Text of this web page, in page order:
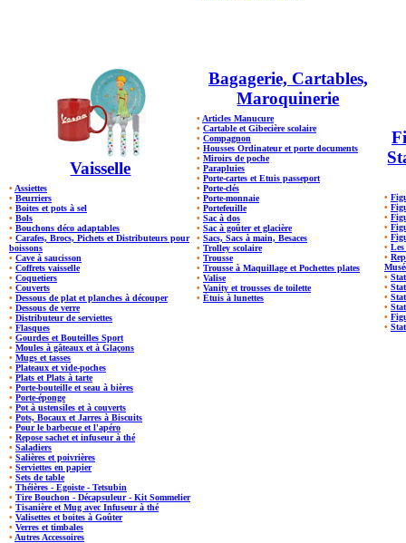
Vaisselle
• Assiettes
• Beurriers
• Boites et pots à sel
• Bols
• Bouchons déco adaptables
• Carafes, Brocs, Pichets et Distributeurs pour
boissons
• Cave à saucisson
• Coffrets vaisselle
• Coquetiers
• Couverts
• Dessous de plat et planches à découper
• Dessous de verre
• Distributeur de serviettes
• Flasques
• Gourdes et Bouteilles Sport
• Moules à gâteaux et à Glaçons
• Mugs et tasses
• Plateaux et vide-poches
• Plats et Plats à tarte
• Porte-bouteille et seau à bières
• Porte-éponge
• Pot à ustensiles et à couverts
• Pots, Bocaux et Jarres à Biscuits
• Pour le barbecue et l'apéro
• Repose sachet et infuseur à thé
• Saladiers
• Salières et poivrières
• Serviettes en papier
• Sets de table
• Théières - Egoiste - Tetsubin
• Tire Bouchon - Décapsuleur - Kit Sommelier
• Tisanière et Mug avec Infuseur à thé
• Valisettes et boites à Goûter
• Verres et timbales
• Autres Accessoires
Bagagerie, Cartables,
Maroquinerie
• Articles Manucure
• Cartable et Gibecière scolaire
• Compagnon
• Housses Ordinateur et porte documents
• Miroirs de poche
• Parapluies
• Porte-cartes et Etuis passeport
• Porte-clés
• Porte-monnaie
• Portefeuille
• Sac à dos
• Sac à goûter et glacière
• Sacs, Sacs à main, Besaces
• Trolley scolaire
• Trousse
• Trousse à Maquillage et Pochettes plates
• Valise
• Vanity et trousses de toilette
• Étuis à lunettes
•
•
•
•
•
•
•
•
•
•
•
•
•